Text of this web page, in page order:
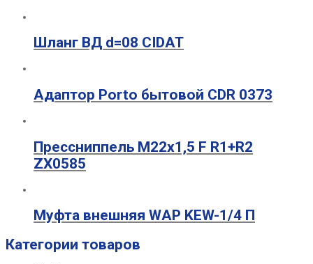
Шланг ВД d=08 CIDAT
Адаптор Porto бытовой CDR 0373
Прессниппель М22х1,5 F R1+R2
ZX0585
Муфта внешняя WAP KEW-1/4 П
Категории товаров